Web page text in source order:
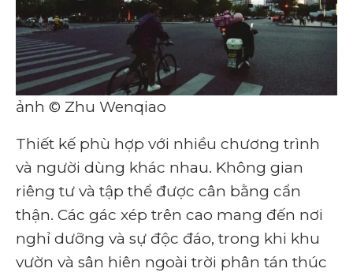
ảnh © Zhu Wenqiao
Thiết kế phù hợp với nhiều chương trình
và người dùng khác nhau. Không gian
riêng tư và tập thể được cân bằng cẩn
thận. Các gác xép trên cao mang đến nơi
nghỉ dưỡng và sự độc đáo, trong khi khu
vườn và sân hiên ngoài trời phân tán thúc